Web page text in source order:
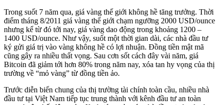
Trong suốt 7 năm qua, giá vàng thế giới không hề tăng trưởng. Thời
điểm tháng 8/2011 giá vàng thế giới chạm ngưỡng 2000 USD/ounce
nhưng kể từ đó tới nay, giá vàng dao động trong khoảng 1200 –
1400 USD/ounce. Như vậy, suốt một thời gian dài, các nhà đầu tư
ký gửi giá trị vào vàng không hề có lợi nhuận. Đồng tiền mật mã
cũng gây ra nhiều thất vọng. Sau cơn sốt cách đây vài năm, giá
Bitcoin đã giảm tới hơn 80% trong năm nay, xóa tan hy vọng của thị
trường về “mỏ vàng” từ đồng tiền ảo.
Trước diễn biến chung của thị trường tài chính toàn cầu, nhiều nhà
đầu tư tại Việt Nam tiếp tục trung thành với kênh đầu tư an toàn